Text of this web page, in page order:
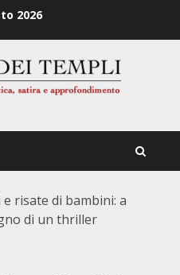
2026
risate di bambini: a
di un thriller